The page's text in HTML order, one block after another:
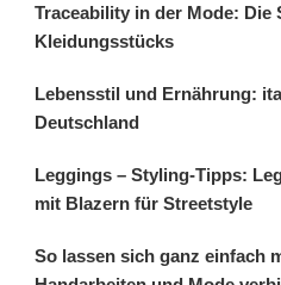
Traceability in der Mode: Die
Kleidungsstücks
Lebensstil und Ernährung:
Deutschland
Leggings – Styling-Tipps:
mit Blazern für Streetstyle
So lassen sich ganz einfach